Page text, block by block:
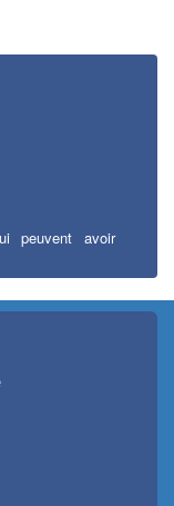
peuvent avoir